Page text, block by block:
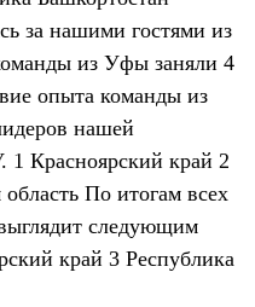
за нашими гостями из
из Уфы заняли 4
опыта команды из
нашей
Красноярский край 2
По итогам всех
следующим
край 3 Республика